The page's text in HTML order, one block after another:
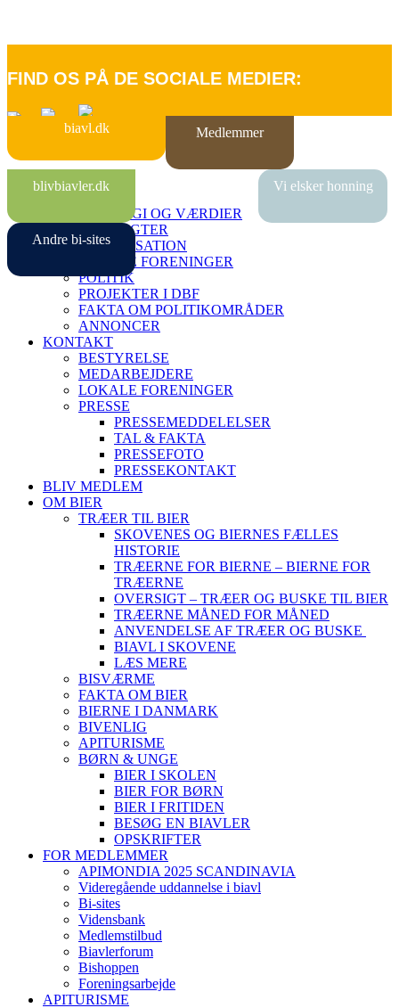
FIND OS PÅ DE SOCIALE MEDIER:
biavl.dk Medlemmer
blivbiavler.dk Vi elsker honning
Andre bi-sites
FORSIDE
STRATEGI OG VÆRDIER
VEDTÆGTER
ORGANISATION
LOKALE FORENINGER
POLITIK
PROJEKTER I DBF
FAKTA OM POLITIKOMRÅDER
ANNONCER
KONTAKT
BESTYRELSE
MEDARBEJDERE
LOKALE FORENINGER
PRESSE
PRESSEMEDDELELSER
TAL & FAKTA
PRESSEFOTO
PRESSEKONTAKT
BLIV MEDLEM
OM BIER
TRÆER TIL BIER
SKOVENES OG BIERNES FÆLLES
HISTORIE
TRÆERNE FOR BIERNE – BIERNE FOR
TRÆERNE
OVERSIGT – TRÆER OG BUSKE TIL BIER
TRÆERNE MÅNED FOR MÅNED
ANVENDELSE AF TRÆER OG BUSKE
BIAVL I SKOVENE
LÆS MERE
BISVÆRME
FAKTA OM BIER
BIERNE I DANMARK
BIVENLIG
APITURISME
BØRN & UNGE
BIER I SKOLEN
BIER FOR BØRN
BIER I FRITIDEN
BESØG EN BIAVLER
OPSKRIFTER
FOR MEDLEMMER
APIMONDIA 2025 SCANDINAVIA
Videregående uddannelse i biavl
Bi-sites
Vidensbank
Medlemstilbud
Biavlerforum
Bishoppen
Foreningsarbejde
APITURISME